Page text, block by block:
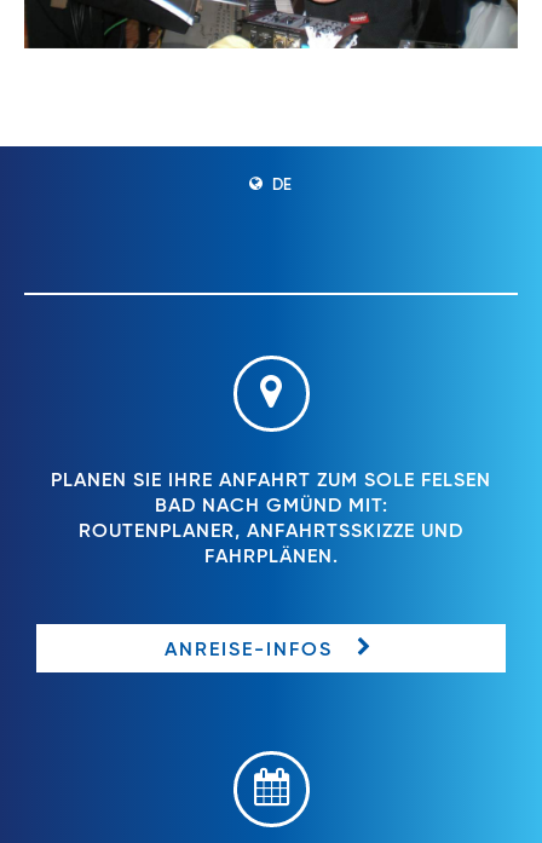
DE
PLANEN SIE IHRE ANFAHRT ZUM SOLE FELSEN
BAD NACH GMÜND MIT:
ROUTENPLANER, ANFAHRTSSKIZZE UND
FAHRPLÄNEN.
ANREISE-INFOS